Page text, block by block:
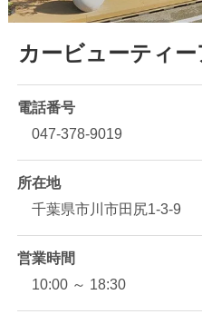
カービューティ
電話番号
047-378-9019
所在地
千葉県市川市田尻1-3-9
営業時間
10:00 ～ 18:30